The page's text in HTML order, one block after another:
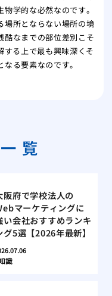
学的な必然なのです。
場所とならない場所の境
酷なまでの部位差別こそ
する上で最も興味深くそ
る要素なのです。
覧
阪府で学校法人の
マーケティングに
い会社おすすめランキ
グ5選【2026年最新】
識